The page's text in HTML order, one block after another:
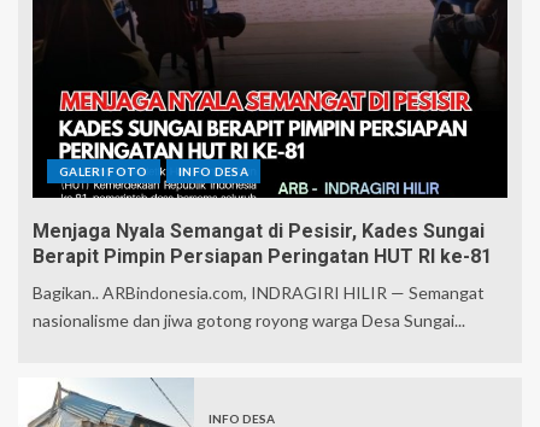
GALERI FOTO INFO DESA
Menjaga Nyala Semangat di Pesisir, Kades Sungai
Berapit Pimpin Persiapan Peringatan HUT RI ke-81
Bagikan.. ARBindonesia.com, INDRAGIRI HILIR — Semangat
nasionalisme dan jiwa gotong royong warga Desa Sungai...
INFO DESA